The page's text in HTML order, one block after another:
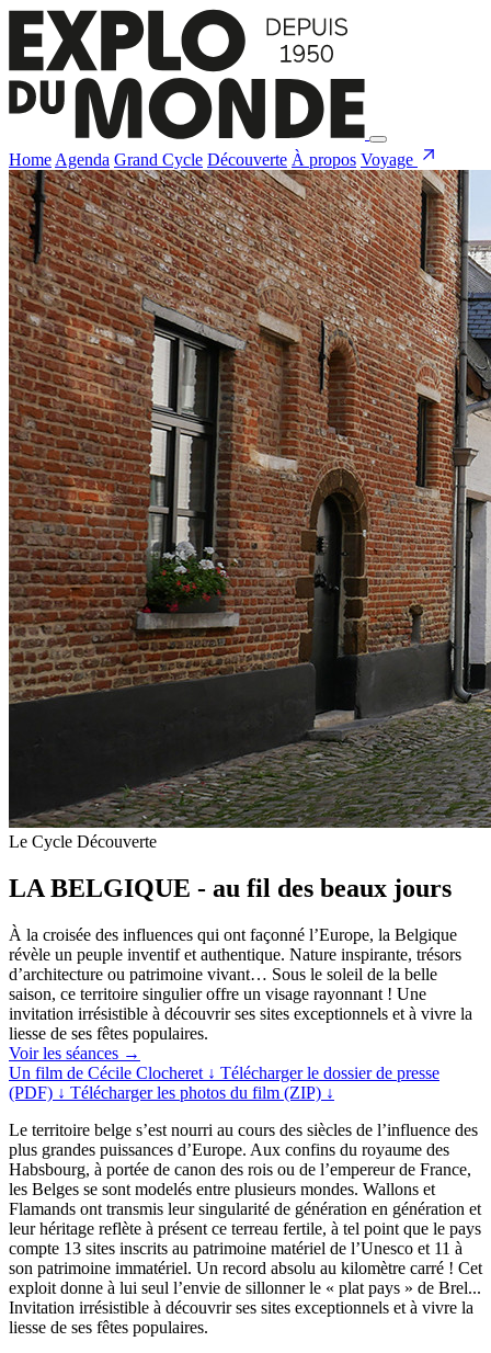
Home Agenda Grand Cycle Découverte À propos Voyage
Le Cycle Découverte
LA BELGIQUE - au fil des beaux jours
À la croisée des influences qui ont façonné l’Europe, la Belgique
révèle un peuple inventif et authentique. Nature inspirante, trésors
d’architecture ou patrimoine vivant… Sous le soleil de la belle
saison, ce territoire singulier offre un visage rayonnant ! Une
invitation irrésistible à découvrir ses sites exceptionnels et à vivre la
liesse de ses fêtes populaires.
Voir les séances →
Un film de Cécile Clocheret ↓ Télécharger le dossier de presse
(PDF) ↓ Télécharger les photos du film (ZIP) ↓
Le territoire belge s’est nourri au cours des siècles de l’influence des
plus grandes puissances d’Europe. Aux confins du royaume des
Habsbourg, à portée de canon des rois ou de l’empereur de France,
les Belges se sont modelés entre plusieurs mondes. Wallons et
Flamands ont transmis leur singularité de génération en génération et
leur héritage reflète à présent ce terreau fertile, à tel point que le pays
compte 13 sites inscrits au patrimoine matériel de l’Unesco et 11 à
son patrimoine immatériel. Un record absolu au kilomètre carré ! Cet
exploit donne à lui seul l’envie de sillonner le « plat pays » de Brel...
Invitation irrésistible à découvrir ses sites exceptionnels et à vivre la
liesse de ses fêtes populaires.